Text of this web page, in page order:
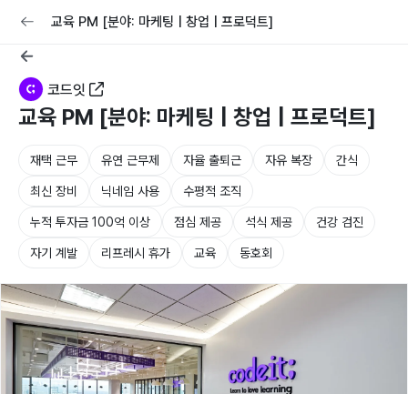
교육 커리어
교육 PM [분야: 마케팅 | 창업 | 프로덕트]
코드잇
교육 PM [분야: 마케팅 | 창업 | 프로덕트]
재택 근무 유연 근무제 자율 출퇴근 자유 복장 간식
최신 장비 닉네임 사용 수평적 조직
누적 투자금 100억 이상 점심 제공 석식 제공 건강 검진
자기 계발 리프레시 휴가 교육 동호회